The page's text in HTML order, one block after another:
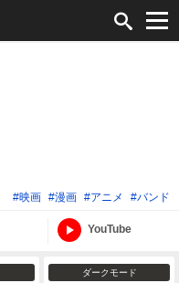
#映画 #漫画 #アニメ #バンド
YouTube
ダークモード